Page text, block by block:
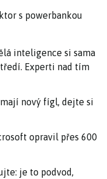
s powerbankou
inteligence si sama
Experti nad tím
nový fígl, dejte si
opravil přes 600
je to podvod,